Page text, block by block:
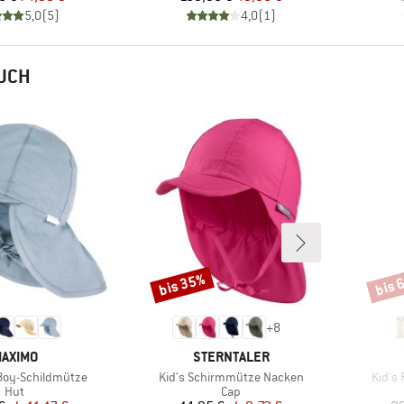
5,0(5) 4,0(1)
Schildmütze
Produktgruppe
Hut
+8
MARKE
STERNTALER
Artikel
Kid's Schirmmütze Nacken
Produktgruppe
Cap
Rabatt
bis 35%
Artikel
Kid's
bis